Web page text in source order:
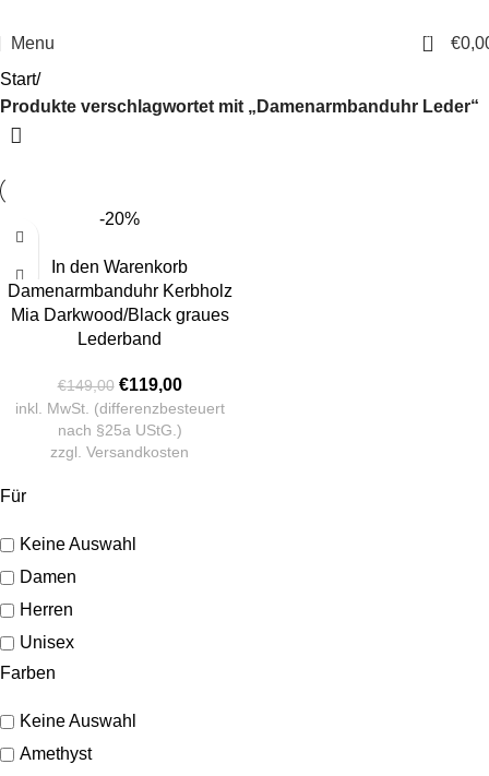
Menu 0 €
Für
Keine Auswahl
Damen
Herren
Unisex
Farben
Keine Auswahl
Amethyst
Start
Produkte verschlagwortet mit „Damenarmbanduhr Leder“
-20%
In den Warenkorb
Damenarmbanduhr Kerbholz
Mia Darkwood/Black graues
Lederband
€149,00 €119,00
inkl. MwSt. (differenzbesteuert
nach §25a UStG.)
zzgl. Versandkosten